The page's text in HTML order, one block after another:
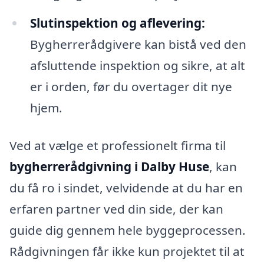
Slutinspektion og aflevering:
Bygherrerådgivere kan bistå ved den
afsluttende inspektion og sikre, at alt
er i orden, før du overtager dit nye
hjem.
Ved at vælge et professionelt firma til
bygherrerådgivning i Dalby Huse, kan
du få ro i sindet, velvidende at du har en
erfaren partner ved din side, der kan
guide dig gennem hele byggeprocessen.
Rådgivningen får ikke kun projektet til at